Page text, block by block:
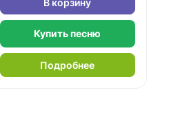
Купить песню
Подробнее